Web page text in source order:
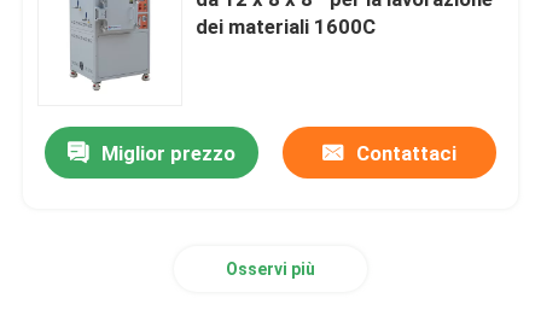
Fornaci industriali a camera
Forno a atmosfera controllata
dei materiali 1600C
Miglior prezzo Contattaci
Osservi più